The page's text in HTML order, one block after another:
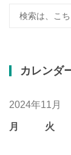
カレンダ
2024年11月
月 火